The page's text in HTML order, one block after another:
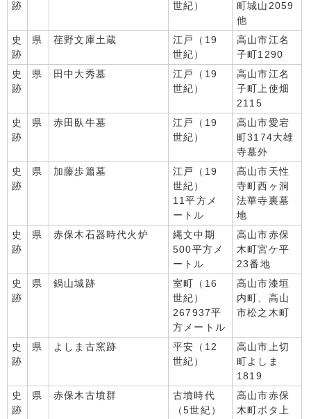
跡
世紀）
町城山2059
他
史
跡
県 荏野文庫土蔵
江戸（19
世紀）
高山市江名
子町1290
史
跡
県 田中大秀墓
江戸（19
世紀）
高山市江名
子町上使畑
2115
史
跡
県 赤田臥牛墓
江戸（19
世紀）
高山市愛宕
町3174大雄
寺墓外
史
跡
県 加藤歩簫墓
江戸（19
世紀）
11平方メ
ートル
高山市天性
寺町西ヶ洞
法華寺裏墓
地
史
跡
県 赤保木石器時代火炉
縄文中期
500平方メ
ートル
高山市赤保
木町宮ケ平
23番地
史
跡
県 鍋山城跡
室町（16
世紀）
267937平
方メートル
高山市漆垣
内町、高山
市松之木町
史
跡
県 よしま古窯跡
平安（12
世紀）
高山市上切
町よしま
1819
史
跡
県 赤保木古墳群
古墳時代
（5世紀）
高山市赤保
木町ボタ上